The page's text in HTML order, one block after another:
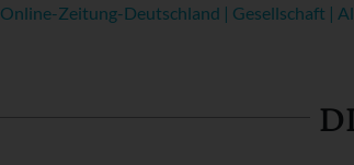
Online-Zeitung-Deutschland | Gesellschaft |